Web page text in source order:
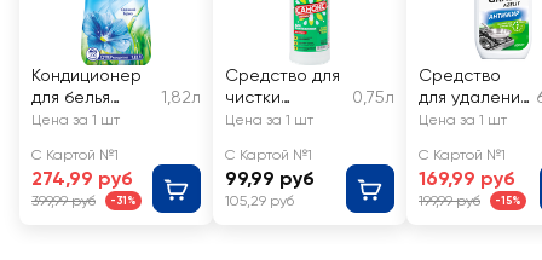
Кондиционер
для белья
ВЕРНЕЛЬ
1,82л
Цена за 1 шт
С Картой №1
274,99 руб
399,99 руб -31%
Средство для
чистки
сантехники
0,75л
Цена за 1 шт
С Картой №1
99,99 руб
105,29 руб
Средство
для удаления
жира нагара
сковородок
плит и других
поверхносте
Цена за 1 шт
С Картой №1
169,99 руб
199,99 руб -15%